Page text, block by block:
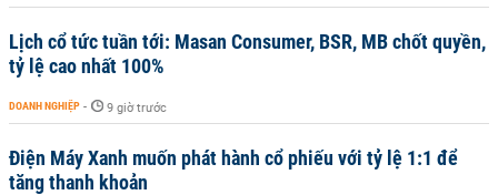
Lịch cổ tức tuần tới: Masan Consumer, BSR, MB chốt quyền,
tỷ lệ cao nhất 100%
DOANH NGHIỆP - 9 giờ trước
Điện Máy Xanh muốn phát hành cổ phiếu với tỷ lệ 1:1 để
tăng thanh khoản